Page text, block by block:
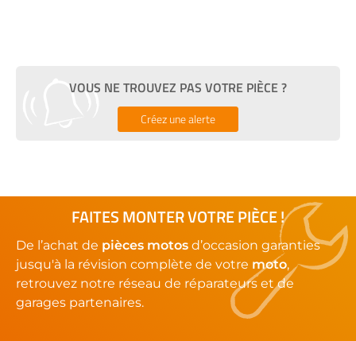
VOUS NE TROUVEZ PAS VOTRE PIÈCE ?
Créez une alerte
FAITES MONTER VOTRE PIÈCE !
De l’achat de pièces motos d’occasion garanties
jusqu'à la révision complète de votre moto,
retrouvez notre réseau de réparateurs et de
garages partenaires.